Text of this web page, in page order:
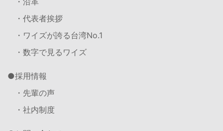
・代表者挨拶
・ワイズが誇る台湾No.1
・数字で見るワイズ
採用情報
・先輩の声
・社内制度